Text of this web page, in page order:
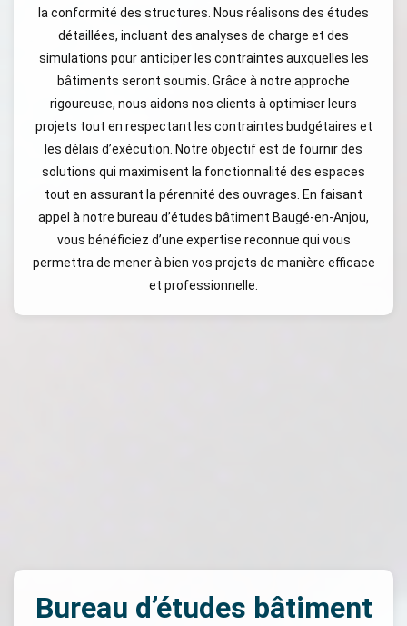
la conformité des structures. Nous réalisons des études
détaillées, incluant des analyses de charge et des
simulations pour anticiper les contraintes auxquelles les
bâtiments seront soumis. Grâce à notre approche
rigoureuse, nous aidons nos clients à optimiser leurs
projets tout en respectant les contraintes budgétaires et
les délais d’exécution. Notre objectif est de fournir des
solutions qui maximisent la fonctionnalité des espaces
tout en assurant la pérennité des ouvrages. En faisant
appel à notre bureau d’études bâtiment Baugé-en-Anjou,
vous bénéficiez d’une expertise reconnue qui vous
permettra de mener à bien vos projets de manière efficace
et professionnelle.
Bureau d’études bâtiment